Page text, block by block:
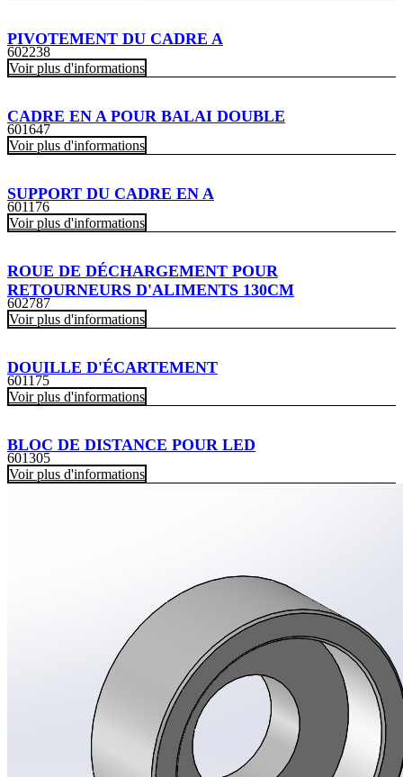
PIVOTEMENT DU CADRE A
602238
Voir plus d'informations
CADRE EN A POUR BALAI DOUBLE
601647
Voir plus d'informations
SUPPORT DU CADRE EN A
601176
Voir plus d'informations
ROUE DE DÉCHARGEMENT POUR
RETOURNEURS D'ALIMENTS 130CM
602787
Voir plus d'informations
DOUILLE D'ÉCARTEMENT
601175
Voir plus d'informations
BLOC DE DISTANCE POUR LED
601305
Voir plus d'informations